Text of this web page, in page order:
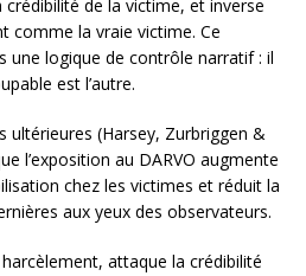
de la victime, et inverse
comme la vraie victime. Ce
une logique de contrôle narratif : il
est l’autre.
ultérieures (Harsey, Zurbriggen &
l’exposition au DARVO augmente
chez les victimes et réduit la
aux yeux des observateurs.
attaque la crédibilité